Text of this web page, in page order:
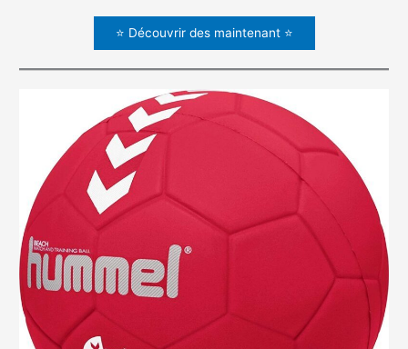
⭐ Découvrir des maintenant ⭐